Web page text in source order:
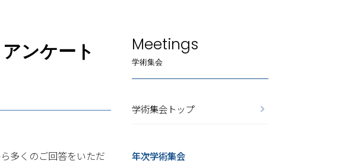
ンケート
多くのご回答をいただ
Meetings
学術集会
学術集会トップ
年次学術集会